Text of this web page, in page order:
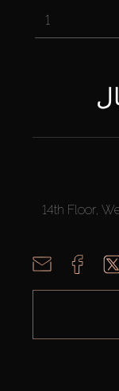
1
14th Floor,